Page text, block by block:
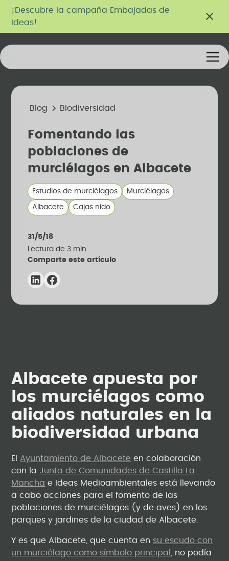
¡Descubre la campaña Embajadas de
Ideas!
Blog Biodiversidad
Fomentando las
poblaciones de
murciélagos en Albacete
Estudios de murciélagos Murciélagos
Albacete Cajas nido
31/5/18
Lectura de 3 min
Comparte este artículo
Albacete apuesta por
los murciélagos como
aliados naturales en la
biodiversidad urbana
El Ayuntamiento de Albacete en colaboración
con la Junta de Comunidades de Castilla La
Mancha e Ideas Medioambientales está llevando
a cabo acciones para el fomento de las
poblaciones de murciélagos (y de aves) en los
parques y jardines de la ciudad de Albacete.
Y es que Albacete, que cuenta en su escudo con
un murciélago como símbolo principal
, no podía